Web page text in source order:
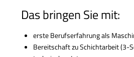
Das bringen Sie mit:
erste Berufserfahrung als
Bereitschaft zu Schichtarbeit (3-